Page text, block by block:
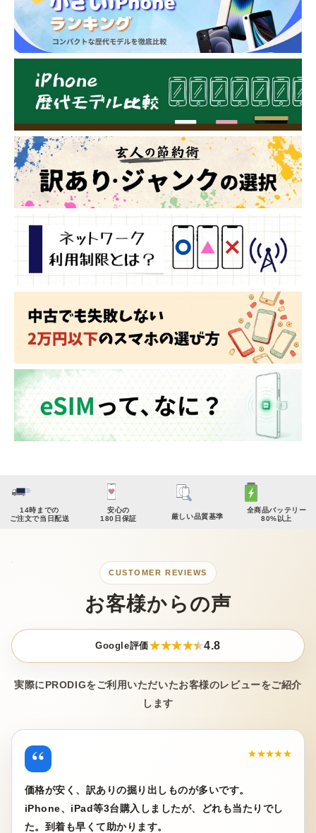
14時までの
ご注文で当日配送
安心の
180日保証
厳しい品質基準
全商品バッテリー
80%以上
CUSTOMER REVIEWS
お客様からの声
Google評価 4.8
実際にPRODIGをご利用いただいたお客様のレビューをご紹介
します
“ ★★★★★
価格が安く、訳ありの掘り出しものが多いです。
iPhone、iPad等3台購入しましたが、どれも当たりでし
た。到着も早くて助かります。